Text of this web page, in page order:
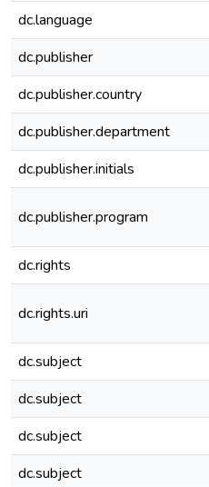
dc.language
dc.publisher
dc.publisher.country
dc.publisher.department
dc.publisher.initials
dc.publisher.program
dc.rights
dc.rights.uri
dc.subject
dc.subject
dc.subject
dc.subject